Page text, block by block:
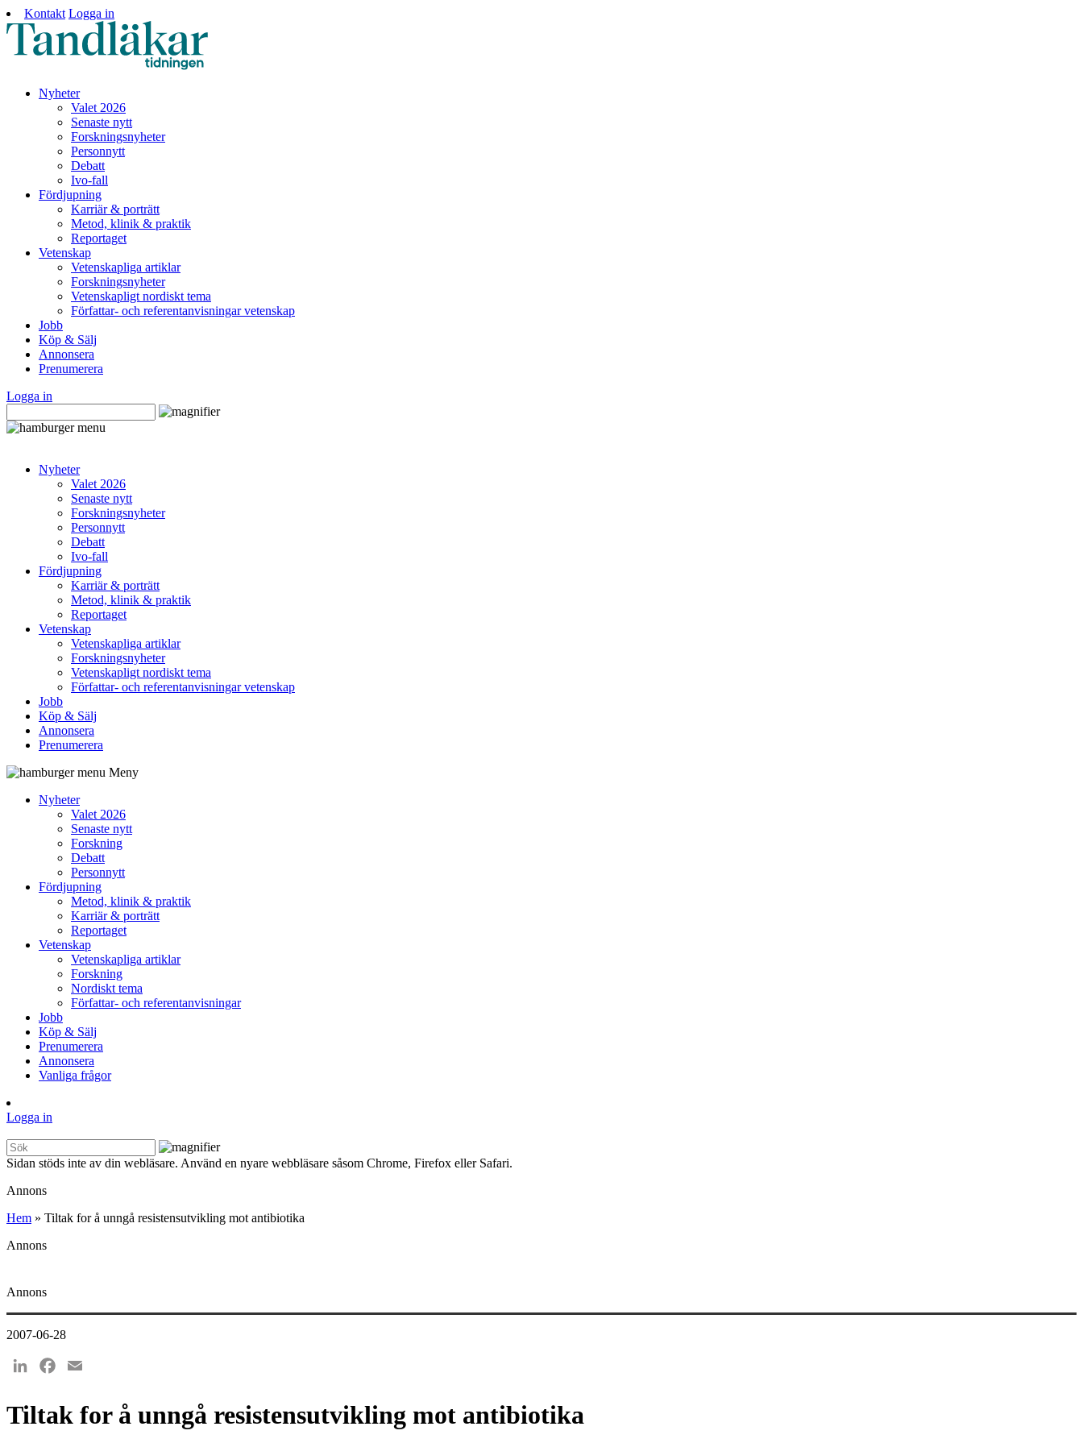
Kontakt Logga in
Nyheter
Valet 2026
Senaste nytt
Forskningsnyheter
Personnytt
Debatt
Ivo-fall
Fördjupning
Karriär & porträtt
Metod, klinik & praktik
Reportaget
Vetenskap
Vetenskapliga artiklar
Forskningsnyheter
Vetenskapligt nordiskt tema
Författar- och referentanvisningar vetenskap
Jobb
Köp & Sälj
Annonsera
Prenumerera
Logga in
Nyheter
Valet 2026
Senaste nytt
Forskningsnyheter
Personnytt
Debatt
Ivo-fall
Fördjupning
Karriär & porträtt
Metod, klinik & praktik
Reportaget
Vetenskap
Vetenskapliga artiklar
Forskningsnyheter
Vetenskapligt nordiskt tema
Författar- och referentanvisningar vetenskap
Jobb
Köp & Sälj
Annonsera
Prenumerera
Meny
Nyheter
Valet 2026
Senaste nytt
Forskning
Debatt
Personnytt
Fördjupning
Metod, klinik & praktik
Karriär & porträtt
Reportaget
Vetenskap
Vetenskapliga artiklar
Forskning
Nordiskt tema
Författar- och referentanvisningar
Jobb
Köp & Sälj
Prenumerera
Annonsera
Vanliga frågor
Logga in
Sidan stöds inte av din webläsare. Använd en nyare webbläsare såsom Chrome, Firefox eller Safari.
Annons
Hem » Tiltak for å unngå resistensutvikling mot antibiotika
Annons
Annons
2007-06-28
LinkedInFacebook
Tiltak for å unngå resistensutvikling mot antibiotika